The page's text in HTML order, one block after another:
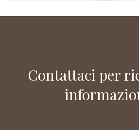
Contattaci per